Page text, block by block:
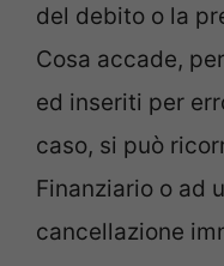
del debito o la
Cosa accade,
ed inseriti per
caso, si può
Finanziario o ad
cancellazione